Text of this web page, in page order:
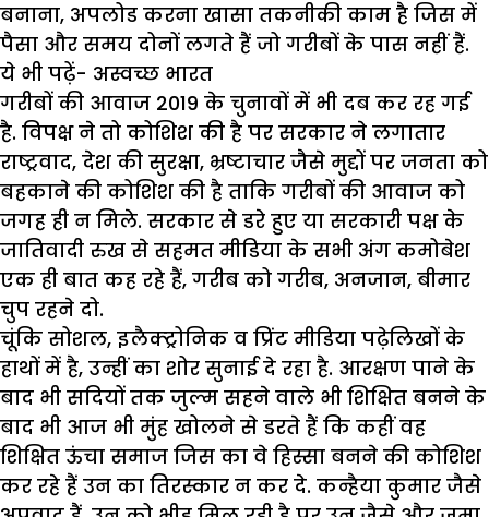
बनाना, अपलोड करना खासा तकनीकी काम है जिस में
पैसा और समय दोनों लगते हैं जो गरीबों के पास नहीं हैं.
ये भी पढ़ें- अस्वच्छ भारत
गरीबों की आवाज 2019 के चुनावों में भी दब कर रह गई
है. विपक्ष ने तो कोशिश की है पर सरकार ने लगातार
राष्ट्रवाद, देश की सुरक्षा, भ्रष्टाचार जैसे मुद्दों पर जनता को
बहकाने की कोशिश की है ताकि गरीबों की आवाज को
जगह ही न मिले. सरकार से डरे हुए या सरकारी पक्ष के
जातिवादी रुख से सहमत मीडिया के सभी अंग कमोबेश
एक ही बात कह रहे हैं, गरीब को गरीब, अनजान, बीमार
चुप रहने दो.
चूंकि सोशल, इलैक्ट्रोनिक व प्रिंट मीडिया पढ़ेलिखों के
हाथों में है, उन्हीं का शोर सुनाई दे रहा है. आरक्षण पाने के
बाद भी सदियों तक जुल्म सहने वाले भी शिक्षित बनने के
बाद भी आज भी मुंह खोलने से डरते हैं कि कहीं वह
शिक्षित ऊंचा समाज जिस का वे हिस्सा बनने की कोशिश
कर रहे हैं उन का तिरस्कार न कर दे. कन्हैया कुमार जैसे